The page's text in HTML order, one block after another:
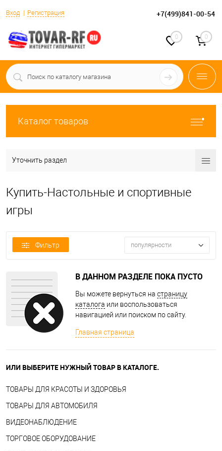
Вход Регистрация +7(499)841-00-54
0 0
Каталог товаров
Уточнить раздел
Купить-Настольные и спортивные
игры
Фильтр популярности
В ДАННОМ РАЗДЕЛЕ ПОКА ПУСТО
Вы можете вернуться на страницу
каталога или воспользоваться
навигацией или поиском по сайту.
Главная страница
ИЛИ ВЫБЕРИТЕ НУЖНЫЙ ТОВАР В КАТАЛОГЕ.
ТОВАРЫ ДЛЯ КРАСОТЫ И ЗДОРОВЬЯ
ТОВАРЫ ДЛЯ АВТОМОБИЛЯ
ВИДЕОНАБЛЮДЕНИЕ
ТОРГОВОЕ ОБОРУДОВАНИЕ